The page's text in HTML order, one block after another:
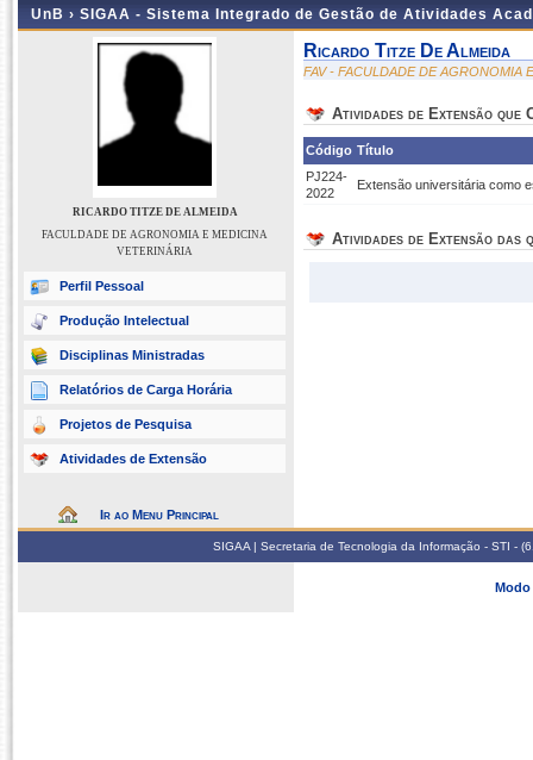
UnB › SIGAA - Sistema Integrado de Gestão de Atividades
RICARDO TITZE DE ALMEIDA
FACULDADE DE AGRONOMIA E MEDICINA
VETERINÁRIA
Perfil Pessoal
Produção Intelectual
Disciplinas Ministradas
Relatórios de Carga Horária
Projetos de Pesquisa
Atividades de Extensão
Ir ao Menu Principal
Ricardo Titze De Almeida
FAV - FACULDADE DE AGRONOMIA
Atividades de Extensão que
Código Título
PJ224-
2022
Extensão universitária como
Atividades de Extensão das
SIGAA | Secretaria de Tecnologia da Informação - STI -
Modo